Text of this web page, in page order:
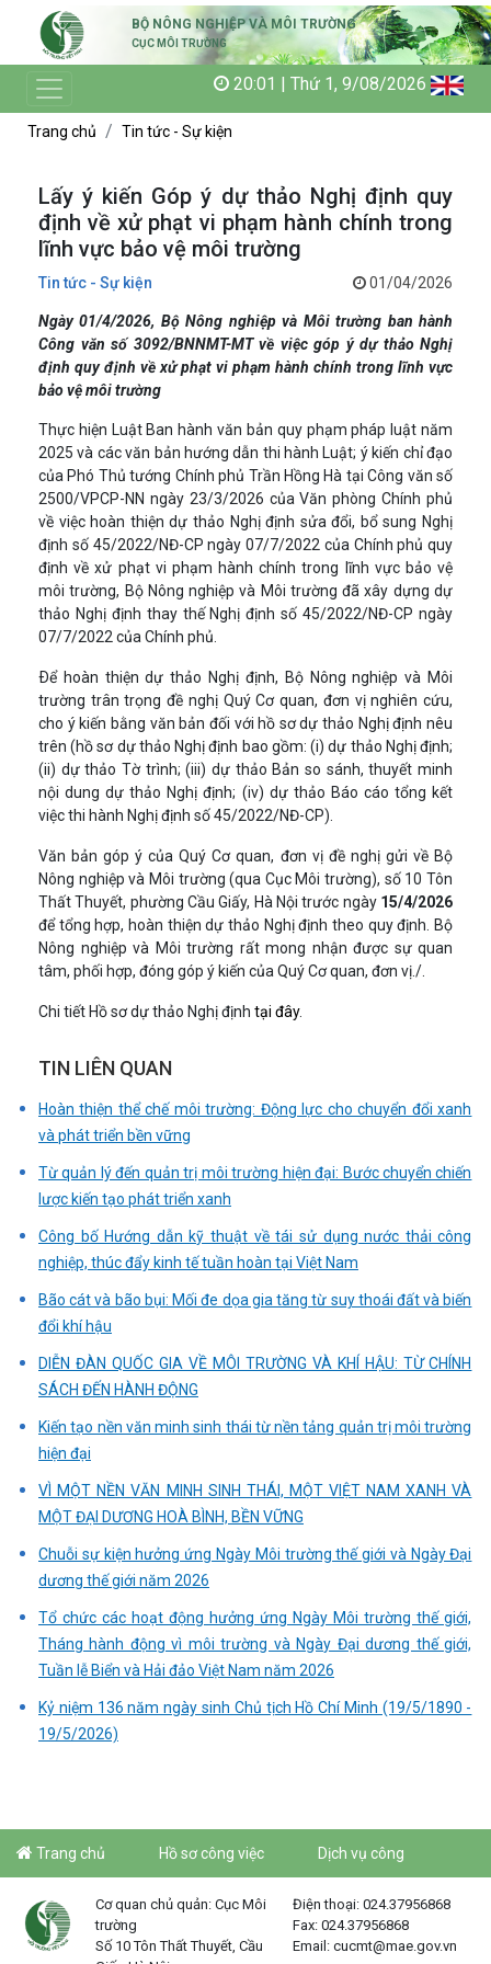
BỘ NÔNG NGHIỆP VÀ MÔI TRƯỜNG
CỤC MÔI TRƯỜNG
20:01 | Thứ 1, 9/08/2026
Trang chủ Tin tức - Sự kiện
Lấy ý kiến Góp ý dự thảo Nghị định quy
định về xử phạt vi phạm hành chính trong
lĩnh vực bảo vệ môi trường
Tin tức - Sự kiện 01/04/2026
Ngày 01/4/2026, Bộ Nông nghiệp và Môi trường ban hành
Công văn số 3092/BNNMT-MT về việc góp ý dự thảo Nghị
định quy định về xử phạt vi phạm hành chính trong lĩnh vực
bảo vệ môi trường
Thực hiện Luật Ban hành văn bản quy phạm pháp luật năm
2025 và các văn bản hướng dẫn thi hành Luật; ý kiến chỉ đạo
của Phó Thủ tướng Chính phủ Trần Hồng Hà tại Công văn số
2500/VPCP-NN ngày 23/3/2026 của Văn phòng Chính phủ
về việc hoàn thiện dự thảo Nghị định sửa đổi, bổ sung Nghị
định số 45/2022/NĐ-CP ngày 07/7/2022 của Chính phủ quy
định về xử phạt vi phạm hành chính trong lĩnh vực bảo vệ
môi trường, Bộ Nông nghiệp và Môi trường đã xây dựng dự
thảo Nghị định thay thế Nghị định số 45/2022/NĐ-CP ngày
07/7/2022 của Chính phủ.
Ðể hoàn thiện dự thảo Nghị định, Bộ Nông nghiệp và Môi
trường trân trọng đề nghị Quý Cơ quan, đơn vị nghiên cứu,
cho ý kiến bằng văn bản đối với hồ sơ dự thảo Nghị định nêu
trên (hồ sơ dự thảo Nghị định bao gồm: (i) dự thảo Nghị định;
(ii) dự thảo Tờ trình; (iii) dự thảo Bản so sánh, thuyết minh
nội dung dự thảo Nghị định; (iv) dự thảo Báo cáo tổng kết
việc thi hành Nghị định số 45/2022/NĐ-CP).
Văn bản góp ý của Quý Cơ quan, đơn vị đề nghị gửi về Bộ
Nông nghiệp và Môi trường (qua Cục Môi trường), số 10 Tôn
Thất Thuyết, phường Cầu Giấy, Hà Nội trước ngày 15/4/2026
để tổng hợp, hoàn thiện dự thảo Nghị định theo quy định. Bộ
Nông nghiệp và Môi trường rất mong nhận được sự quan
tâm, phối hợp, đóng góp ý kiến của Quý Cơ quan, đơn vị./.
Chi tiết Hồ sơ dự thảo Nghị định tại đây.
TIN LIÊN QUAN
Hoàn thiện thể chế môi trường: Động lực cho chuyển đổi xanh
và phát triển bền vững
Từ quản lý đến quản trị môi trường hiện đại: Bước chuyển chiến
lược kiến tạo phát triển xanh
Công bố Hướng dẫn kỹ thuật về tái sử dụng nước thải công
nghiệp, thúc đẩy kinh tế tuần hoàn tại Việt Nam
Bão cát và bão bụi: Mối đe dọa gia tăng từ suy thoái đất và biến
đổi khí hậu
DIỄN ĐÀN QUỐC GIA VỀ MÔI TRƯỜNG VÀ KHÍ HẬU: TỪ CHÍNH
SÁCH ĐẾN HÀNH ĐỘNG
Kiến tạo nền văn minh sinh thái từ nền tảng quản trị môi trường
hiện đại
VÌ MỘT NỀN VĂN MINH SINH THÁI, MỘT VIỆT NAM XANH VÀ
MỘT ĐẠI DƯƠNG HOÀ BÌNH, BỀN VỮNG
Chuỗi sự kiện hưởng ứng Ngày Môi trường thế giới và Ngày Đại
dương thế giới năm 2026
Tổ chức các hoạt động hưởng ứng Ngày Môi trường thế giới,
Tháng hành động vì môi trường và Ngày Đại dương thế giới,
Tuần lễ Biển và Hải đảo Việt Nam năm 2026
Kỷ niệm 136 năm ngày sinh Chủ tịch Hồ Chí Minh (19/5/1890 -
19/5/2026)
Trang chủ Hồ sơ công việc Dịch vụ công
Cơ quan chủ quản: Cục Môi
trường
Số 10 Tôn Thất Thuyết, Cầu
Điện thoại: 024.37956868
Fax: 024.37956868
Email: cucmt@mae.gov.vn